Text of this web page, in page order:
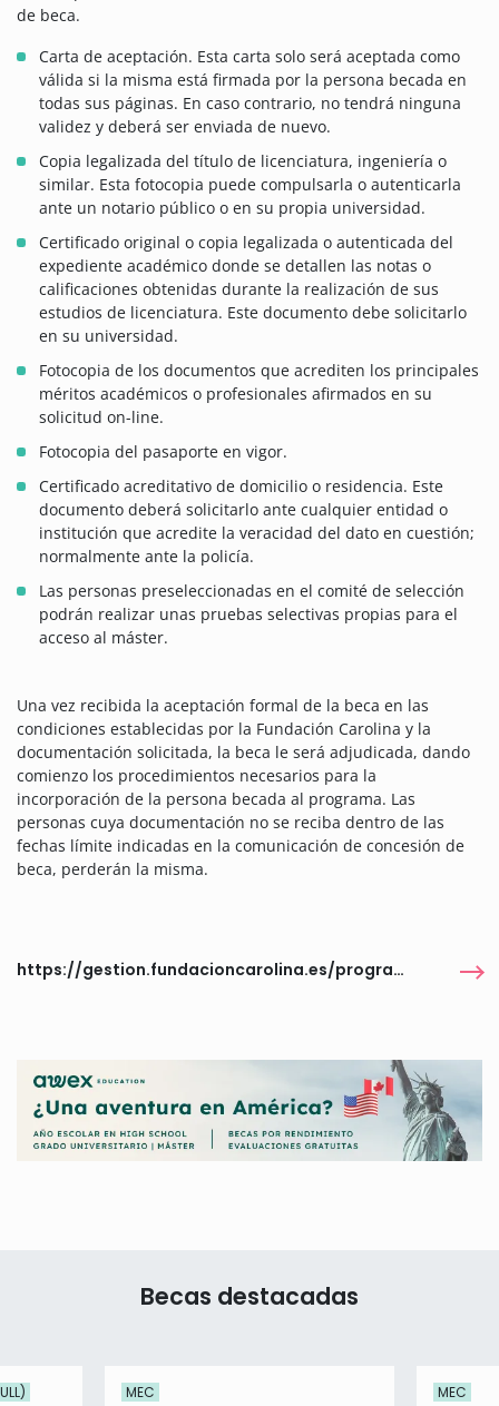
de beca.
Carta de aceptación. Esta carta solo será aceptada como
válida si la misma está firmada por la persona becada en
todas sus páginas. En caso contrario, no tendrá ninguna
validez y deberá ser enviada de nuevo.
Copia legalizada del título de licenciatura, ingeniería o
similar. Esta fotocopia puede compulsarla o autenticarla
ante un notario público o en su propia universidad.
Certificado original o copia legalizada o autenticada del
expediente académico donde se detallen las notas o
calificaciones obtenidas durante la realización de sus
estudios de licenciatura. Este documento debe solicitarlo
en su universidad.
Fotocopia de los documentos que acrediten los principales
méritos académicos o profesionales afirmados en su
solicitud on-line.
Fotocopia del pasaporte en vigor.
Certificado acreditativo de domicilio o residencia. Este
documento deberá solicitarlo ante cualquier entidad o
institución que acredite la veracidad del dato en cuestión;
normalmente ante la policía.
Las personas preseleccionadas en el comité de selección
podrán realizar unas pruebas selectivas propias para el
acceso al máster.
Una vez recibida la aceptación formal de la beca en las
condiciones establecidas por la Fundación Carolina y la
documentación solicitada, la beca le será adjudicada, dando
comienzo los procedimientos necesarios para la
incorporación de la persona becada al programa. Las
personas cuya documentación no se reciba dentro de las
fechas límite indicadas en la comunicación de concesión de
beca, perderán la misma.
https://gestion.fundacioncarolina.es/programas/6537
Becas destacadas
MEC MEC